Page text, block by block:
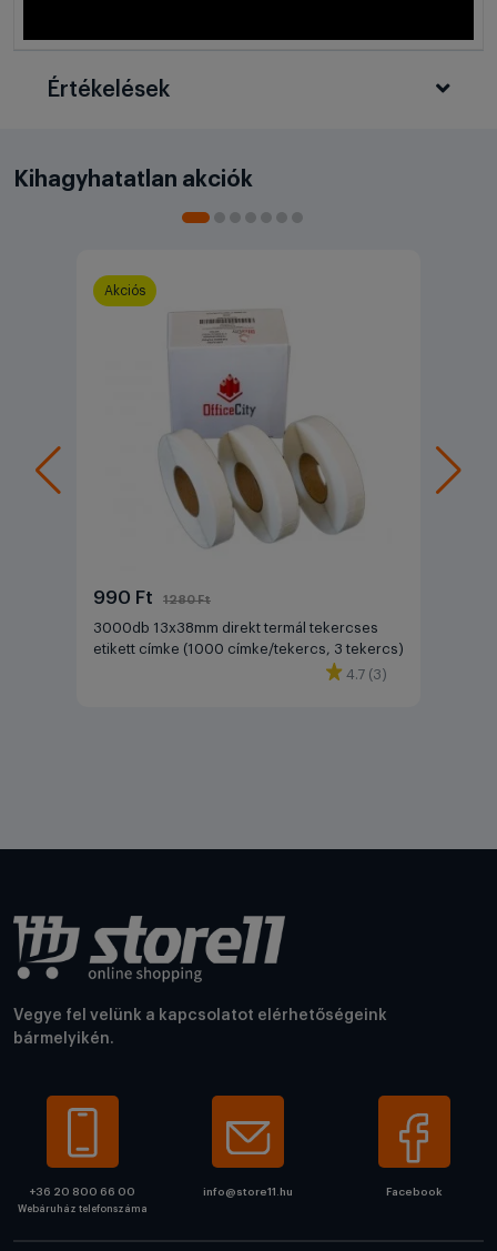
Értékelések
Kihagyhatatlan akciók
Akciós
990 Ft 1280 Ft
3000db 13x38mm direkt termál tekercses
etikett címke (1000 címke/tekercs, 3 tekercs)
4.7 (3)
Vegye fel velünk a kapcsolatot elérhetőségeink
bármelyikén.
+36 20 800 66 00
Webáruház telefonszáma
info@store11.hu Facebook